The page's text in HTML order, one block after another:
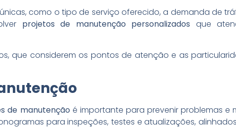
como o tipo de serviço oferecido, a demanda de
projetos de manutenção personalizados que
que considerem os pontos de atenção e as
de manutenção é importante para prevenir problemas e
para inspeções, testes e atualizações,